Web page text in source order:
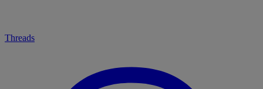
Threads